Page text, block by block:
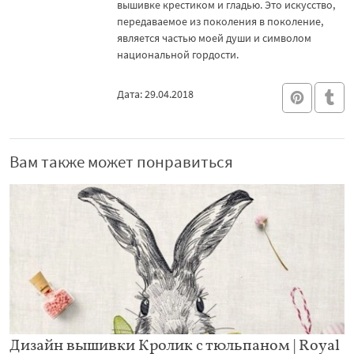
вышивке крестиком и гладью. Это искусство,
передаваемое из поколения в поколение,
является частью моей души и символом
национальной гордости.
Дата: 29.04.2018
Вам также может понравиться
Дизайн вышивки Кролик с тюльпаном | Royal